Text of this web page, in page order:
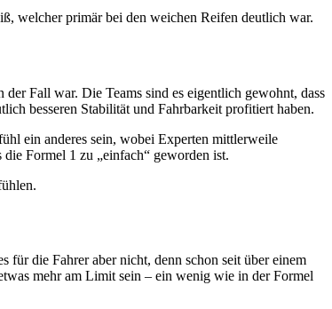
welcher primär bei den weichen Reifen deutlich war.
Fall war. Die Teams sind es eigentlich gewohnt, dass
besseren Stabilität und Fahrbarkeit profitiert haben.
ein anderes sein, wobei Experten mittlerweile
Formel 1 zu „einfach“ geworden ist.
für die Fahrer aber nicht, denn schon seit über einem
mehr am Limit sein – ein wenig wie in der Formel